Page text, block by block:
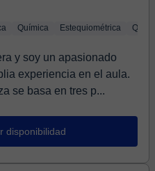
Química Estequiométrica
y soy un apasionado
experiencia en el aula.
se basa en tres p...
disponibilidad